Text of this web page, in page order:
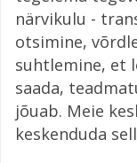
närvikulu -
otsimine,
suhtlemine, et
saada,
jõuab. Meie
keskenduda